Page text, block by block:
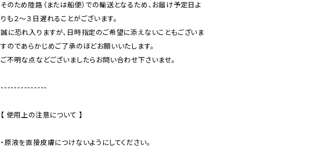
そのため陸路（または船便）での輸送となるため、お届け予定日よ
りも２～３日遅れることがございます。
誠に恐れ入りますが、日時指定のご希望に添えないこともございま
すのであらかじめご了承のほどお願いいたします。
ご不明な点などございましたらお問い合わせ下さいませ。
--------------
【 使用上の注意について 】
・原液を直接皮膚につけないようにしてください。